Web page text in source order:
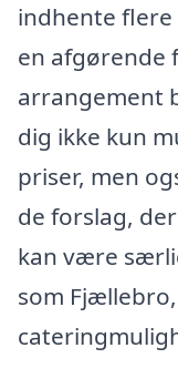
indhente
en afgørende
arrangement
dig ikke kun
priser, men
de forslag,
kan være
som